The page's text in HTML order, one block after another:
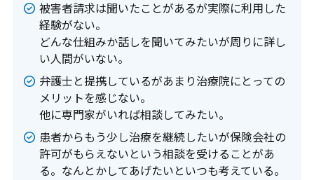
被害者請求は聞いたことがあるが実際に利用した
経験がない。
どんな仕組みか話しを聞いてみたいが周りに詳し
い人間がいない。
弁護士と提携しているがあまり治療院にとっての
メリットを感じない。
他に専門家がいれば相談してみたい。
患者からもう少し治療を継続したいが保険会社の
許可がもらえないという相談を受けることがあ
る。なんとかしてあげたいといつも考えている。